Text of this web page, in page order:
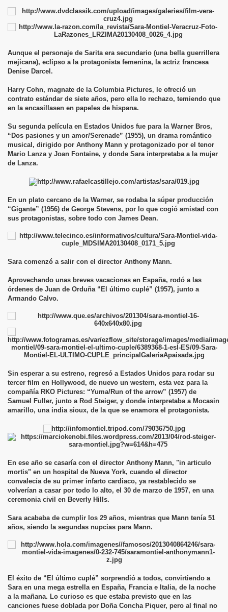
Aunque el personaje de Sarita era secundario (una bella guerrillera
mejicana), eclipso a la protagonista femenina, la actriz francesa
Denise Darcel.
Harry Cohn, magnate de la Columbia Pictures, le ofreció un
contrato estándar de siete años, pero ella lo rechazo, temiendo que
en la encasillasen en papeles de hispana.
Su segunda película en Estados Unidos fue para la Warner Bros,
“Dos pasiones y un amor/Serenade” (1955), un drama romántico
musical, dirigido por Anthony Mann y protagonizado por el tenor
Mario Lanza y Joan Fontaine, y donde Sara interpretaba a la mujer
de Lanza.
En un plato cercano de la Warner, se rodaba la súper producción
“Gigante” (1956) de George Stevens, por lo que cogió amistad con
sus protagonistas, sobre todo con James Dean.
Sara comenzó a salir con el director Anthony Mann.
Aprovechando unas breves vacaciones en España, rodó a las
órdenes de Juan de Orduña “El último cuplé” (1957), junto a
Armando Calvo.
Sin esperar a su estreno, regresó a Estados Unidos para rodar su
tercer film en Hollywood, de nuevo un western, esta vez para la
compañía RKO Pictures: “Yuma/Run of the arrow” (1957) de
Samuel Fuller, junto a Rod Steiger, y donde interpretaba a Mocasin
amarillo, una india sioux, de la que se enamora el protagonista.
En ese año se casaría con el director Anthony Mann, "in articulo
mortis" en un hospital de Nueva York, cuando el director
convalecía de su primer infarto cardiaco, ya restablecido se
volverían a casar por todo lo alto, el 30 de marzo de 1957, en una
ceremonia civil en Beverly Hills.
Sara acababa de cumplir los 29 años, mientras que Mann tenía 51
años, siendo la segundas nupcias para Mann.
El éxito de “El último cuplé” sorprendió a todos, convirtiendo a
Sara en una mega estrella en España, Francia e Italia, de la noche
a la mañana. Lo curioso es que estaba previsto que en las
canciones fuese doblada por Doña Concha Piquer, pero al final no